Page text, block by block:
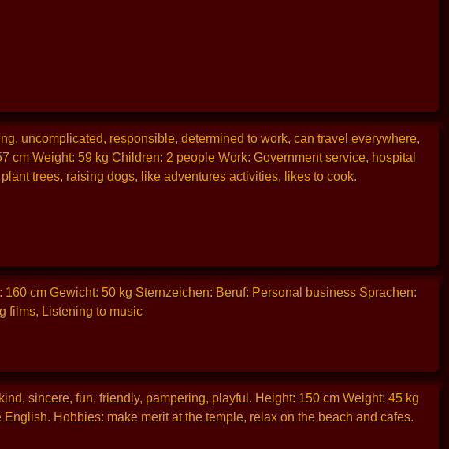
uncomplicated, responsible, determined to work, can travel everywhere,
cm Weight: 59 kg Children: 2 people Work: Government service, hospital
trees, raising dogs, like adventures activities, likes to cook.
cm Gewicht: 50 kg Sternzeichen: Beruf: Personal business Sprachen:
films, Listening to music
sincere, fun, friendly, pampering, playful. Height: 150 cm Weight: 45 kg
Hobbies: make merit at the temple, relax on the beach and cafes.